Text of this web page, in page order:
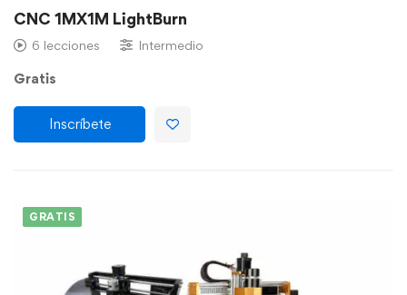
CNC 1MX1M LightBurn
6 lecciones Intermedio
Gratis
Inscríbete
GRATIS